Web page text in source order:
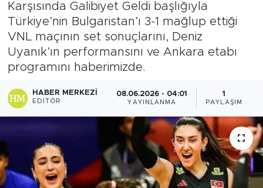
Karşısında Galibiyet Geldi başlığıyla
Türkiye’nin Bulgaristan’ı 3-1 mağlup ettiği
VNL maçının set sonuçlarını, Deniz
Uyanık’ın performansını ve Ankara etabı
programını haberimizde.
HABER MERKEZI
EDITÖR
08.06.2026 - 04:01
YAYINLANMA
1
PAYLAŞIM
Sağlık
Sağlık Turizmi
Teknoloji
Son Dakika Haberleri
Haber Arşivi